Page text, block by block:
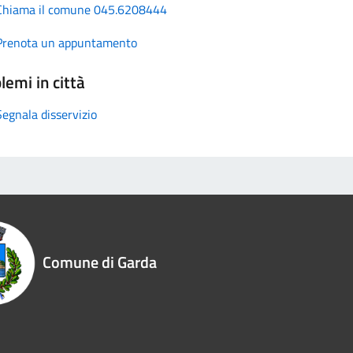
il comune 045.6208444
un appuntamento
in città
disservizio
Comune di Garda